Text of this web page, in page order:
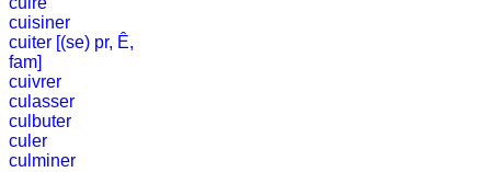
et
des
villes
Quiz
des
drapeaux,
cuisiner
cuiter [(se) pr, Ê,
fam]
cuivrer
culasser
culbuter
culer
culminer